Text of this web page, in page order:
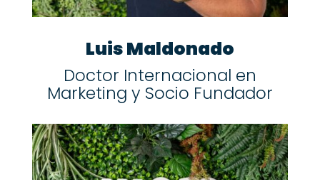
Luis Maldonado
Doctor Internacional en
Marketing y Socio Fundador